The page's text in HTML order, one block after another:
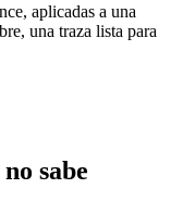
aplicadas a una
una traza lista para
sabe